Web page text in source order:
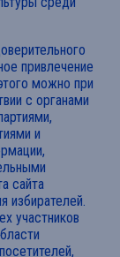
привлечение
можно при
с органами
и
сайта
избирателей.
участников